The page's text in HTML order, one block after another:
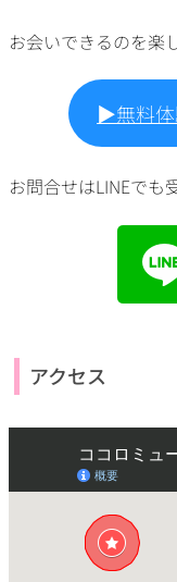
お会いできるのを楽
▶︎無料
お問合せはLINEでも
アクセス